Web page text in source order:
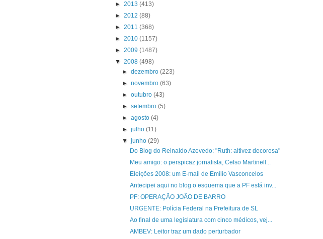
► 2013 (413)
► 2012 (88)
► 2011 (368)
► 2010 (1157)
► 2009 (1487)
▼ 2008 (498)
►dezembro(223)
►novembro(63)
►outubro(43)
►setembro(5)
►agosto(4)
►julho(11)
▼junho(29)
Do Blog do Reinaldo Azevedo: "Ruth: altivez decorosa"
Meu amigo: o perspicaz jornalista, Celso Martinell...
Eleições 2008: um E-mail de Emílio Vasconcelos
Antecipei aqui no blog o esquema que a PF está inv...
PF: OPERAÇÃO JOÃO DE BARRO
URGENTE: Polícia Federal na Prefeitura de SL
Ao final de uma legislatura com cinco médicos, vej...
AMBEV: Leitor traz um dado perturbador